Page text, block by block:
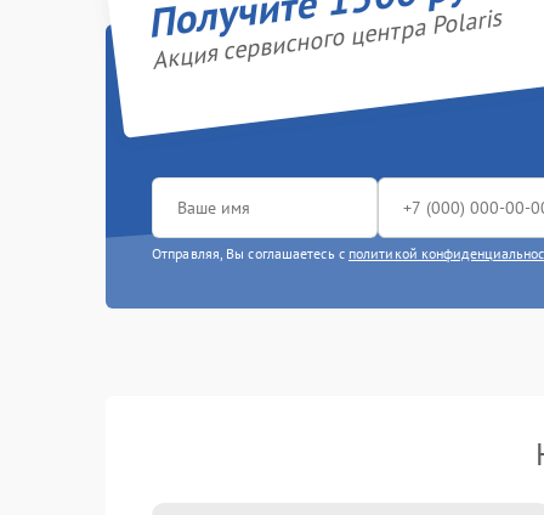
Акция сервисного центра Polaris
Отправляя, Вы соглашаетесь с политикой